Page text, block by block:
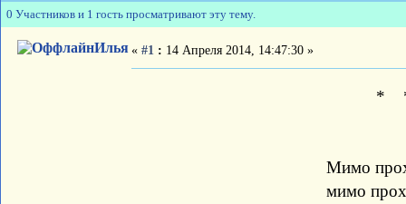
0 Участников и 1 гость просматривают эту тему.
Илья « #1 : 14 Апреля 2014, 14:47:30 »
* *
Мимо проходят
мимо проходит